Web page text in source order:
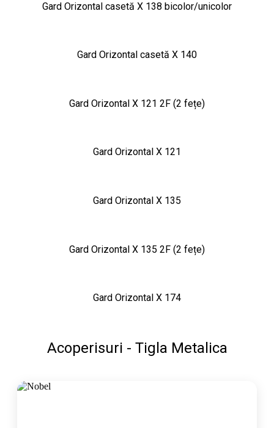
Gard Orizontal casetă X 138 bicolor/unicolor
Gard Orizontal casetă X 140
Gard Orizontal X 121 2F (2 fețe)
Gard Orizontal X 121
Gard Orizontal X 135
Gard Orizontal X 135 2F (2 fețe)
Gard Orizontal X 174
Acoperisuri - Tigla Metalica